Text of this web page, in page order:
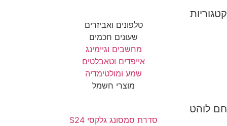
קטגוריות
טלפונים ואביזרים
שעונים חכמים
מחשבים וגיימינג
אייפדים וטאבלטים
שמע ומולטימדיה
מוצרי חשמל
חם לוהט
סדרת סמסונג גלקסי S24